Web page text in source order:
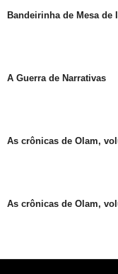
Bandeirinha de Mesa de
A Guerra de Narrativas
As crônicas de Olam,
As crônicas de Olam,